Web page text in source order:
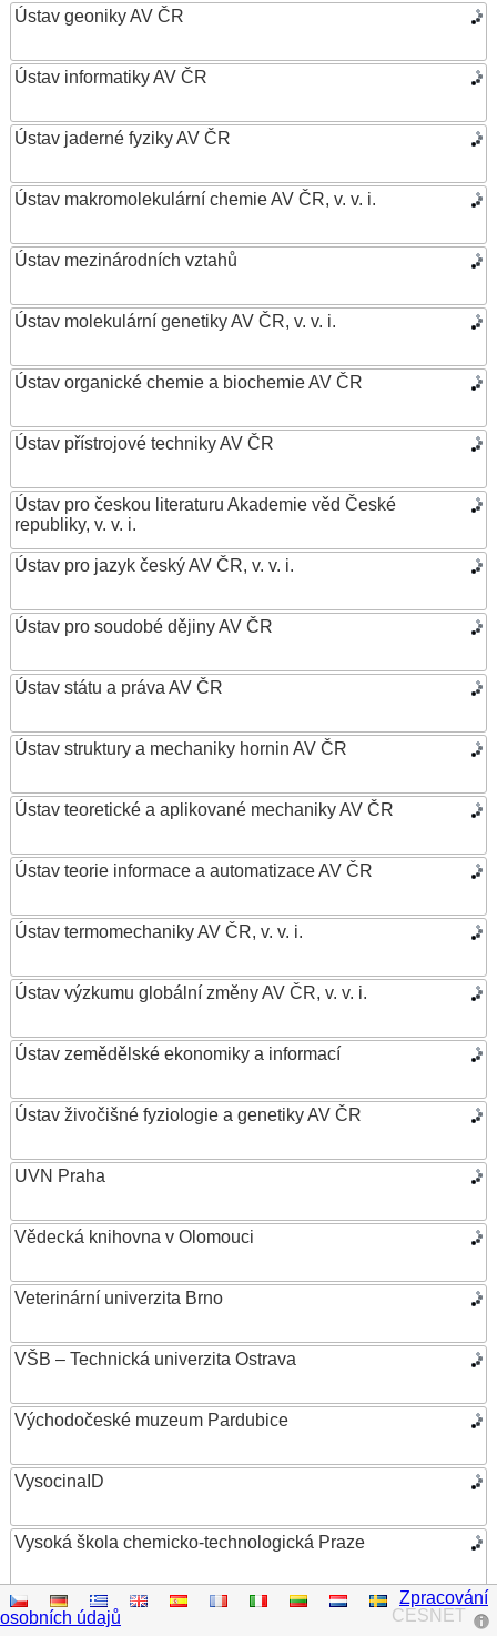
Ústav geoniky AV ČR
Ústav informatiky AV ČR
Ústav jaderné fyziky AV ČR
Ústav makromolekulární chemie AV ČR, v. v. i.
Ústav mezinárodních vztahů
Ústav molekulární genetiky AV ČR, v. v. i.
Ústav organické chemie a biochemie AV ČR
Ústav přístrojové techniky AV ČR
Ústav pro českou literaturu Akademie věd České
republiky, v. v. i.
Ústav pro jazyk český AV ČR, v. v. i.
Ústav pro soudobé dějiny AV ČR
Ústav státu a práva AV ČR
Ústav struktury a mechaniky hornin AV ČR
Ústav teoretické a aplikované mechaniky AV ČR
Ústav teorie informace a automatizace AV ČR
Ústav termomechaniky AV ČR, v. v. i.
Ústav výzkumu globální změny AV ČR, v. v. i.
Ústav zemědělské ekonomiky a informací
Ústav živočišné fyziologie a genetiky AV ČR
UVN Praha
Vědecká knihovna v Olomouci
Veterinární univerzita Brno
VŠB – Technická univerzita Ostrava
Východočeské muzeum Pardubice
VysocinaID
Vysoká škola chemicko-technologická Praze
Vysoká škola ekonomická v Praze
CESNET
Zpracování
osobních údajů